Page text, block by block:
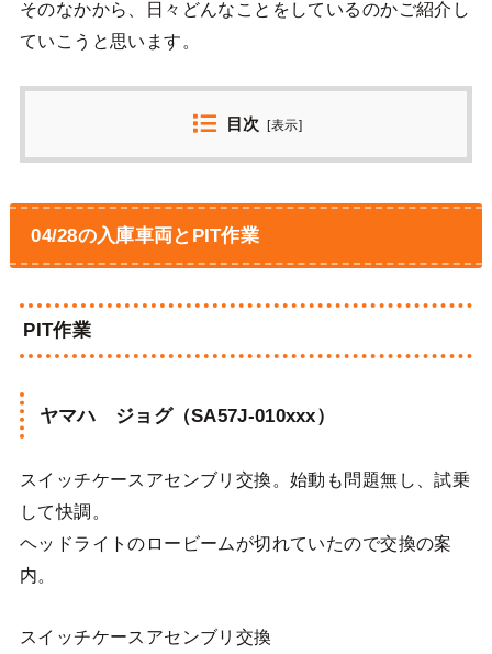
そのなかから、日々どんなことをしているのかご紹介し
ていこうと思います。
目次 [表示]
04/28の入庫車両とPIT作業
PIT作業
ヤマハ ジョグ（SA57J-010xxx）
スイッチケースアセンブリ交換。始動も問題無し、試乗
して快調。
ヘッドライトのロービームが切れていたので交換の案
内。
スイッチケースアセンブリ交換